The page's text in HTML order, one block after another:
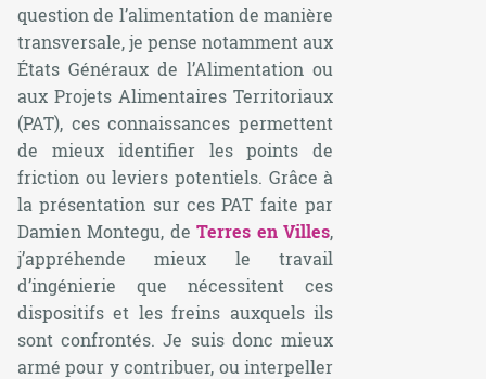
question de l’alimentation de manière
transversale, je pense notamment aux
États Généraux de l’Alimentation ou
aux Projets Alimentaires Territoriaux
(PAT), ces connaissances permettent
de mieux identifier les points de
friction ou leviers potentiels. Grâce à
la présentation sur ces PAT faite par
Damien Montegu, deTerres en Villes,
j’appréhende mieux le travail
d’ingénierie que nécessitent ces
dispositifs et les freins auxquels ils
sont confrontés. Je suis donc mieux
armé pour y contribuer, ou interpeller